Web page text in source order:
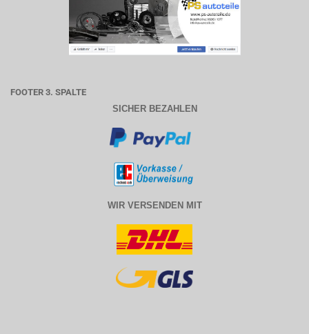
FOOTER 3. SPALTE
SICHER BEZAHLEN
WIR VERSENDEN MIT